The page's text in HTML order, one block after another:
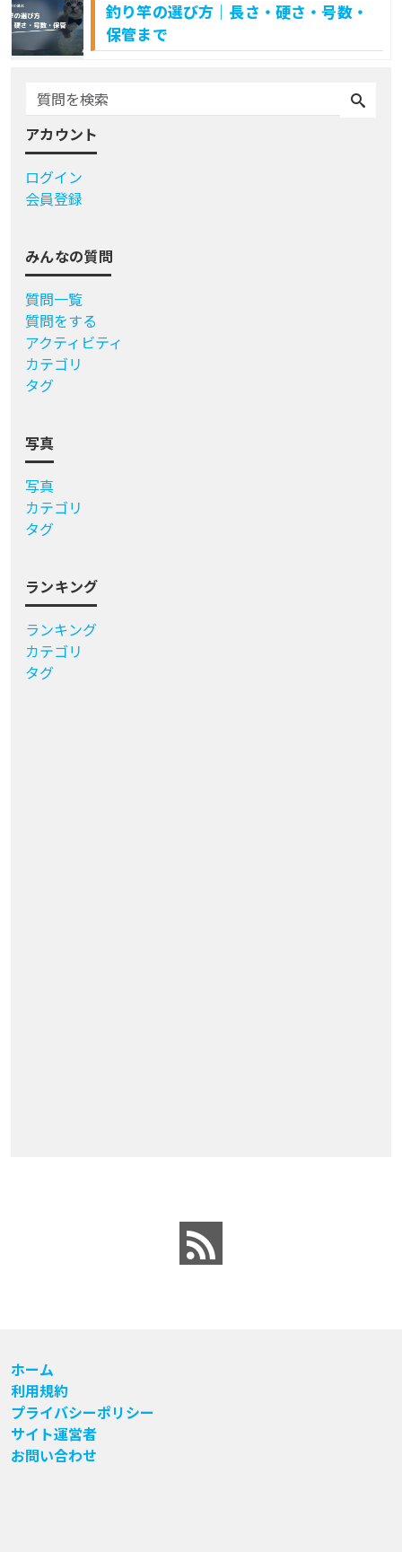
釣り竿の選び方｜長さ・硬さ・号数・
保管まで
アカウント
ログイン
会員登録
みんなの質問
質問一覧
質問をする
アクティビティ
カテゴリ
タグ
写真
写真
カテゴリ
タグ
ランキング
ランキング
カテゴリ
タグ
ホーム
利用規約
プライバシーポリシー
サイト運営者
お問い合わせ